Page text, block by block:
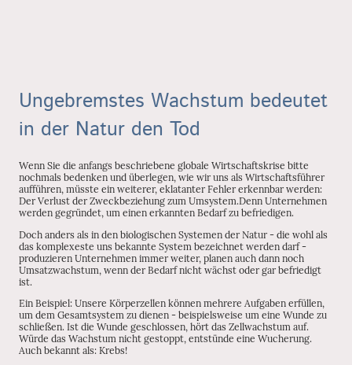
Ungebremstes Wachstum bedeutet
in der Natur den Tod
Wenn Sie die anfangs beschriebene globale Wirtschaftskrise bitte
nochmals bedenken und überlegen, wie wir uns als Wirtschaftsführer
aufführen, müsste ein weiterer, eklatanter Fehler erkennbar werden:
Der Verlust der Zweckbeziehung zum Umsystem.Denn Unternehmen
werden gegründet, um einen erkannten Bedarf zu befriedigen.
Doch anders als in den biologischen Systemen der Natur - die wohl als
das komplexeste uns bekannte System bezeichnet werden darf -
produzieren Unternehmen immer weiter, planen auch dann noch
Umsatzwachstum, wenn der Bedarf nicht wächst oder gar befriedigt
ist.
Ein Beispiel: Unsere Körperzellen können mehrere Aufgaben erfüllen,
um dem Gesamtsystem zu dienen - beispielsweise um eine Wunde zu
schließen. Ist die Wunde geschlossen, hört das Zellwachstum auf.
Würde das Wachstum nicht gestoppt, entstünde eine Wucherung.
Auch bekannt als: Krebs!